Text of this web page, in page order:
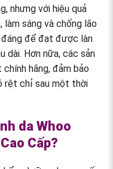
nhưng với hiệu quả
sáng và chống lão
để đạt được làn
dài. Hơn nữa, các sản
hãng, đảm bảo
rệt chỉ sau một thời
da Whoo
Cấp?